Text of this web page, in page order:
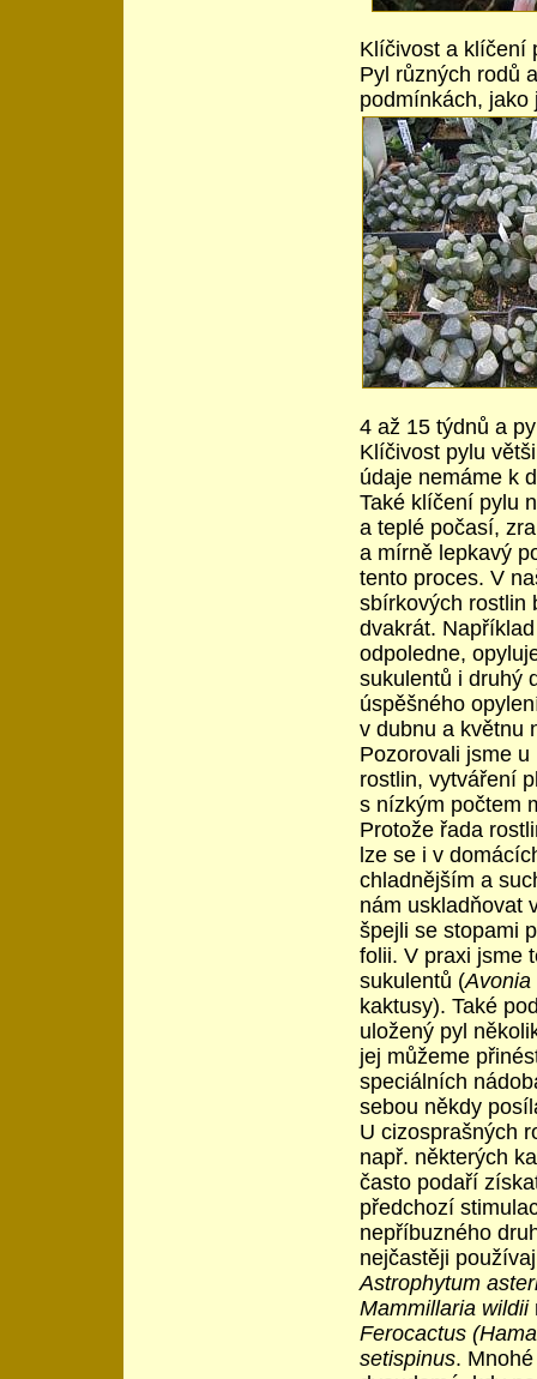
Klíčivost a klíčení
Pyl různých rodů
podmínkách, jako
4 až 15 týdnů a
Klíčivost pylu
údaje nemáme k
Také klíčení pylu
a teplé počasí,
a mírně lepkavý
tento proces. V
sbírkových rostlin
dvakrát.
odpoledne,
sukulentů i druhý
úspěšného
v dubnu a květnu
Pozorovali jsme
rostlin, vytváření
s nízkým počtem
Protože řada
lze se i v
chladnějším a
nám uskladňovat
špejli se stopami
folii. V praxi jsme
sukulentů (Avonia
kaktusy). Také
uložený pyl
jej můžeme
speciálních
sebou někdy
U cizosprašných r
např. některých
často podaří
předchozí
nepříbuzného
nejčastěji
Astrophytum
Mammillaria wildii
Ferocactus
setispinus.